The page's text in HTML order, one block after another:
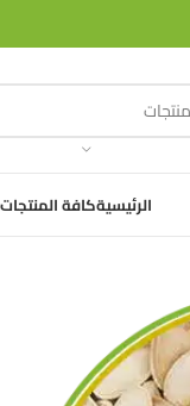
الرئيسيةكافة المنتجات